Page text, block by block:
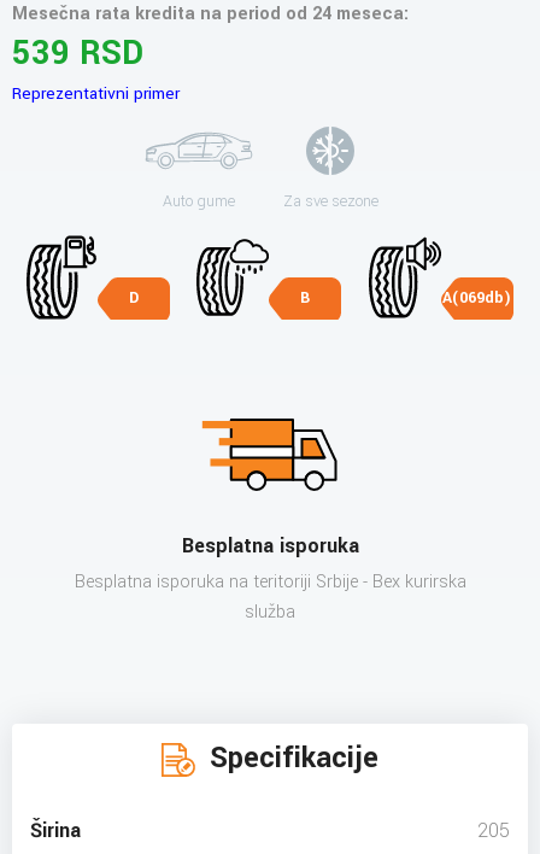
Mesečna rata kredita na period od 24 meseca:
539 RSD
Reprezentativni primer
Auto gume Za sve sezone
D B A(069db)
Besplatna isporuka
Besplatna isporuka na teritoriji Srbije - Bex kurirska
služba
Specifikacije
Širina 205